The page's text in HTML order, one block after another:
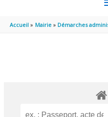
Accueil Mairie Démarches